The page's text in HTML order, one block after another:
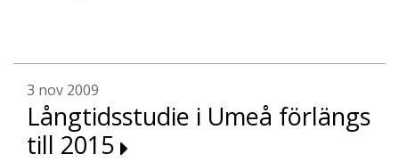
3 nov 2009
Långtidsstudie i Umeå förlängs
till 2015